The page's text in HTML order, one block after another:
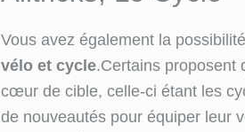
Vous avez également la
vélo et cycle.Certains proposent
cœur de cible, celle-ci étant les
de nouveautés pour équiper leur